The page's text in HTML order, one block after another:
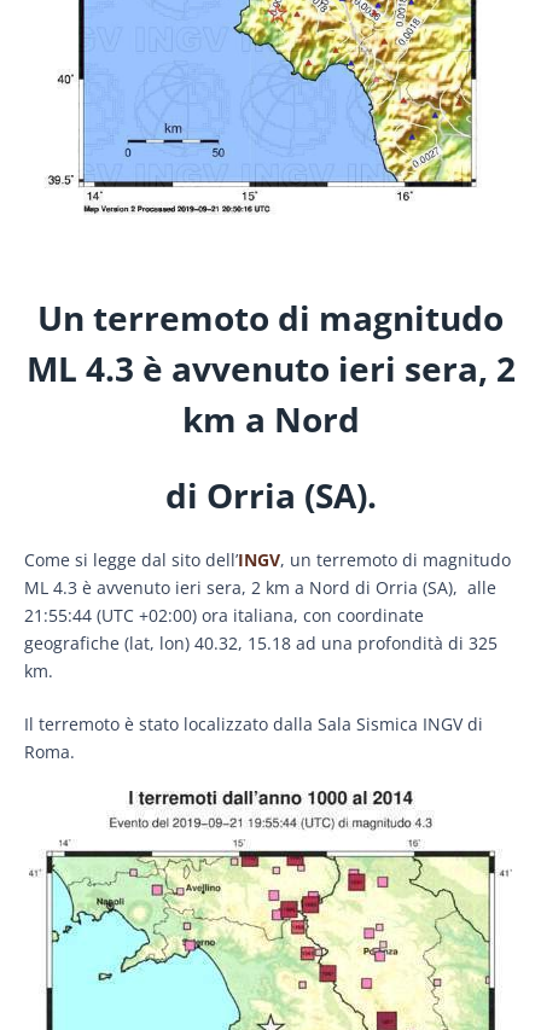
Un terremoto di magnitudo
ML 4.3 è avvenuto ieri sera, 2
km a Nord
di Orria (SA).
Come si legge dal sito dell’INGV, un terremoto di magnitudo
ML 4.3 è avvenuto ieri sera, 2 km a Nord di Orria (SA), alle
21:55:44 (UTC +02:00) ora italiana, con coordinate
geografiche (lat, lon) 40.32, 15.18 ad una profondità di 325
km.
Il terremoto è stato localizzato dalla Sala Sismica INGV di
Roma.